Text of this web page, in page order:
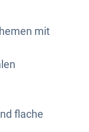
mit
flache